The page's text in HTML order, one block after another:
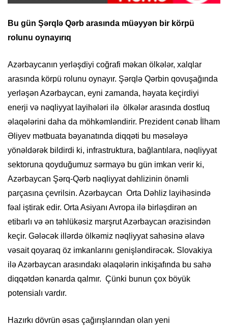
Bu gün Şərqlə Qərb arasında müəyyən bir körpü
rolunu oynayırıq
Azərbaycanın yerləşdiyi coğrafi məkan ölkələr, xalqlar
arasında körpü rolunu oynayır. Şərqlə Qərbin qovuşağında
yerləşən Azərbaycan, eyni zamanda, həyata keçirdiyi
enerji və nəqliyyat layihələri ilə ölkələr arasında dostluq
əlaqələrini daha da möhkəmləndirir. Prezident cənab İlham
Əliyev mətbuata bəyanatında diqqəti bu məsələyə
yönəldərək bildirdi ki, infrastruktura, bağlantılara, nəqliyyat
sektoruna qoyduğumuz sərmayə bu gün imkan verir ki,
Azərbaycan Şərq-Qərb nəqliyyat dəhlizinin önəmli
parçasına çevrilsin. Azərbaycan Orta Dəhliz layihəsində
fəal iştirak edir. Orta Asiyanı Avropa ilə birləşdirən ən
etibarlı və ən təhlükəsiz marşrut Azərbaycan ərazisindən
keçir. Gələcək illərdə ölkəmiz nəqliyyat sahəsinə əlavə
vəsait qoyaraq öz imkanlarını genişləndirəcək. Slovakiya
ilə Azərbaycan arasındakı əlaqələrin inkişafında bu sahə
diqqətdən kənarda qalmır. Çünki bunun çox böyük
potensialı vardır.
Hazırkı dövrün əsas çağırışlarından olan yeni